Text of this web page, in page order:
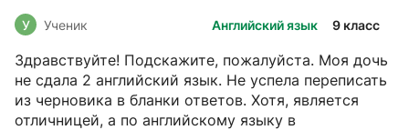
Английский язык 9 класс
У Ученик
Здравствуйте! Подскажите, пожалуйста. Моя дочь
не сдала 2 английский язык. Не успела переписать
из черновика в бланки ответов. Хотя, является
отличницей, а по английскому языку в